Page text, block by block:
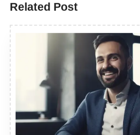
Related Post